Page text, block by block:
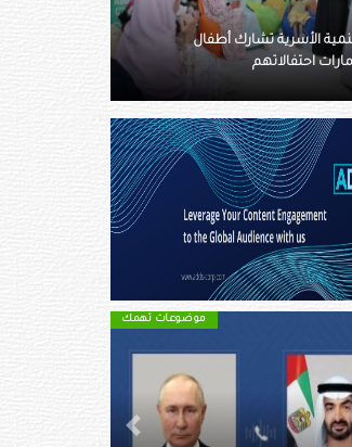
الأعلى للأمومة والطفولة يكرم
أعضاء البرلمان الإماراتي للطفل
المنتهية عضويتهم
موضوعات تهمك
Next